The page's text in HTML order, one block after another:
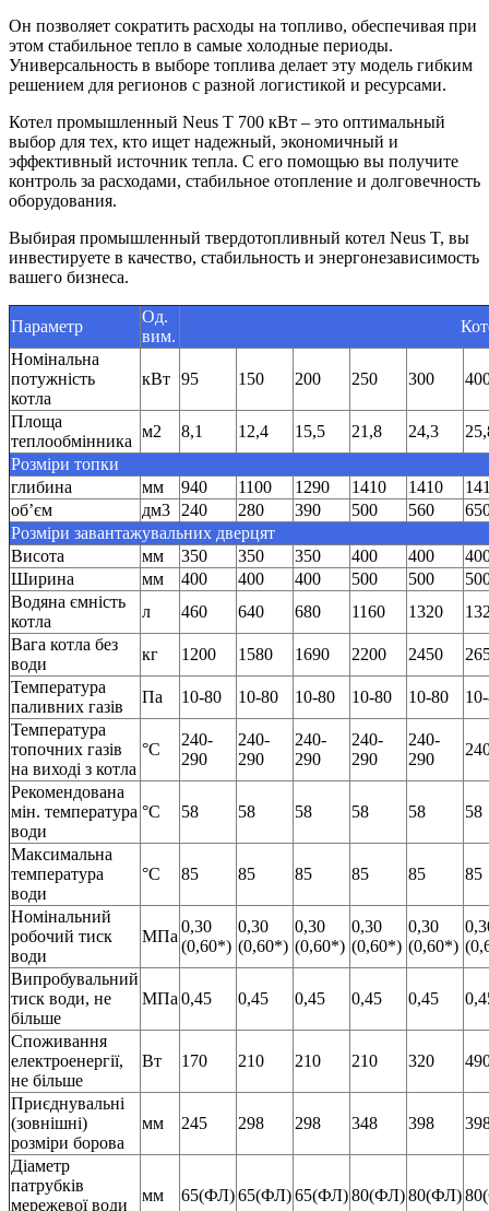
Он позволяет сократить расходы на топливо, обеспечивая при
этом стабильное тепло в самые холодные периоды.
Универсальность в выборе топлива делает эту модель гибким
решением для регионов с разной логистикой и ресурсами.
Котел промышленный Neus T 700 кВт – это оптимальный
выбор для тех, кто ищет надежный, экономичный и
эффективный источник тепла. С его помощью вы получите
контроль за расходами, стабильное отопление и долговечность
оборудования.
Выбирая промышленный твердотопливный котел Neus T, вы
инвестируете в качество, стабильность и энергонезависимость
вашего бизнеса.
Параметр
Од.
вим.
Номінальна
потужність
котла
кВт 95 150 200 250 300
Площа
теплообмінника
м2 8,1 12,4 15,5 21,8 24,3
Розміри топки
глибина
мм 940 1100 1290 1410 1410
об’єм
дм3 240 280 390 500 560
Розміри завантажувальних дверцят
Висота
мм 350 350 350 400 400
Ширина
мм 400 400 400 500 500
Водяна ємність
котла
л 460 640 680 1160 1320
Вага котла без
води
кг 1200 1580 1690 2200 2450
Температура
паливних газів
Па 10-80 10-80 10-80 10-80 10-80
Температура
топочних газів
на виході з котла
°C
240-
290
240-
290
240-
290
240-
290
240-
290
Рекомендована
мін. температура
води
°C 58 58 58 58 58 58
Максимальна
температура
води
°C 85 85 85 85 85 85
Номінальний
робочий тиск
води
МПа
0,30
(0,60*)
0,30
(0,60*)
0,30
(0,60*)
0,30
(0,60*)
0,30
(0,60*)
Випробувальний
тиск води, не
більше
МПа 0,45 0,45 0,45 0,45 0,45
Споживання
електроенергії,
не більше
Вт 170 210 210 210 320
Приєднувальні
(зовнішні)
розміри борова
мм 245 298 298 348 398
Діаметр
патрубків
мережевої води
мм 65(ФЛ)65(ФЛ)65(ФЛ)80(ФЛ)80(ФЛ)